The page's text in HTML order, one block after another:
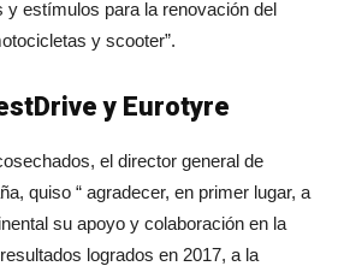
y estímulos para la renovación del
y scooter”.
y Eurotyre
el director general de
quiso “ agradecer, en primer lugar, a
su apoyo y colaboración en la
logrados en 2017, a la